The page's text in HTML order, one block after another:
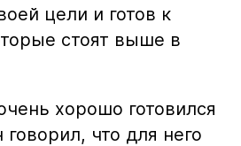
цели и готов к
стоят выше в
хорошо готовился
что для него